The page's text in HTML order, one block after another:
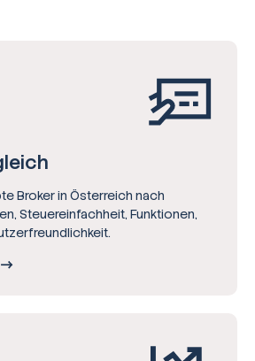
Broker in Österreich nach
Steuereinfachheit, Funktionen,